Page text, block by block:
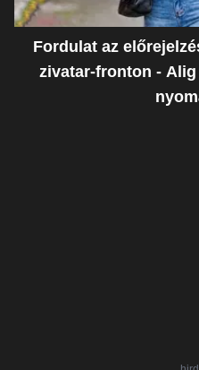
Fordulat az
zivatar-fronton -